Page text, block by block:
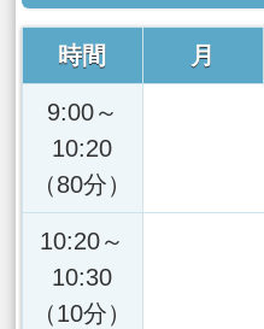
時間 月
9:00～
10:20
（80分）
10:20～
10:30
（10分）